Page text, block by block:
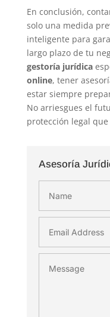
En conclusión,
solo una medida
inteligente para
largo plazo de tu
gestoría jurídica
online, tener
estar siempre
No arriesgues el
protección legal
Asesoría